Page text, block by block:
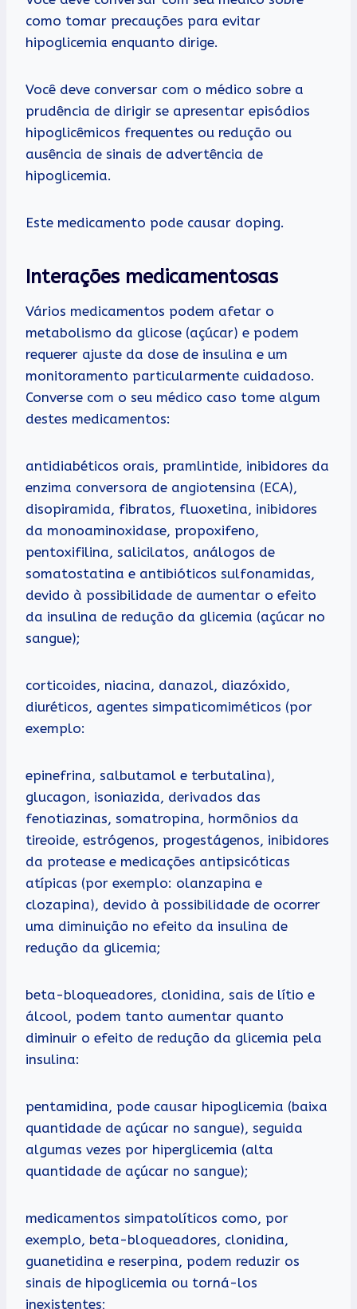
como tomar precauções para evitar
hipoglicemia enquanto dirige.
Você deve conversar com o médico sobre a
prudência de dirigir se apresentar episódios
hipoglicêmicos frequentes ou redução ou
ausência de sinais de advertência de
hipoglicemia.
Este medicamento pode causar doping.
Interações medicamentosas
Vários medicamentos podem afetar o
metabolismo da glicose (açúcar) e podem
requerer ajuste da dose de insulina e um
monitoramento particularmente cuidadoso.
Converse com o seu médico caso tome algum
destes medicamentos:
antidiabéticos orais, pramlintide, inibidores da
enzima conversora de angiotensina (ECA),
disopiramida, fibratos, fluoxetina, inibidores
da monoaminoxidase, propoxifeno,
pentoxifilina, salicilatos, análogos de
somatostatina e antibióticos sulfonamidas,
devido à possibilidade de aumentar o efeito
da insulina de redução da glicemia (açúcar no
sangue);
corticoides, niacina, danazol, diazóxido,
diuréticos, agentes simpaticomiméticos (por
exemplo:
epinefrina, salbutamol e terbutalina),
glucagon, isoniazida, derivados das
fenotiazinas, somatropina, hormônios da
tireoide, estrógenos, progestágenos, inibidores
da protease e medicações antipsicóticas
atípicas (por exemplo: olanzapina e
clozapina), devido à possibilidade de ocorrer
uma diminuição no efeito da insulina de
redução da glicemia;
beta-bloqueadores, clonidina, sais de lítio e
álcool, podem tanto aumentar quanto
diminuir o efeito de redução da glicemia pela
insulina:
pentamidina, pode causar hipoglicemia (baixa
quantidade de açúcar no sangue), seguida
algumas vezes por hiperglicemia (alta
quantidade de açúcar no sangue);
medicamentos simpatolíticos como, por
exemplo, beta-bloqueadores, clonidina,
guanetidina e reserpina, podem reduzir os
sinais de hipoglicemia ou torná-los
inexistentes;